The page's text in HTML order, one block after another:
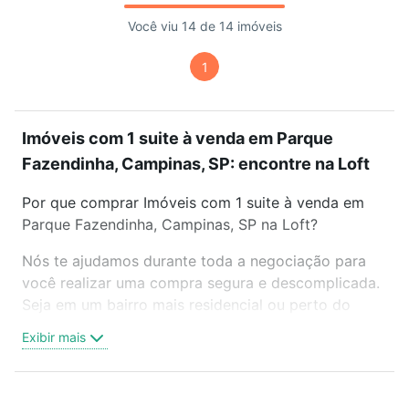
Você viu 14 de 14 imóveis
1
Imóveis com 1 suite à venda em Parque
Fazendinha, Campinas, SP: encontre na Loft
Por que comprar Imóveis com 1 suite à venda em
Parque Fazendinha, Campinas, SP na Loft?
Nós te ajudamos durante toda a negociação para
você realizar uma compra segura e descomplicada.
Seja em um bairro mais residencial ou perto do
oferta ideal de Imóveis com 1 suite à venda em
Parque Fazendinha, Campinas, SP para conquistar
Exibir mais